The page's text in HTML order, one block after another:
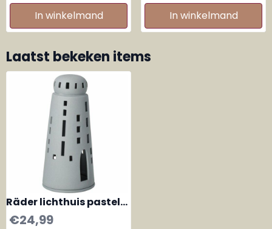
In winkelmand In winkelmand
Laatst bekeken items
Räder lichthuis pastel
Vuurtoren grijs
€24,99